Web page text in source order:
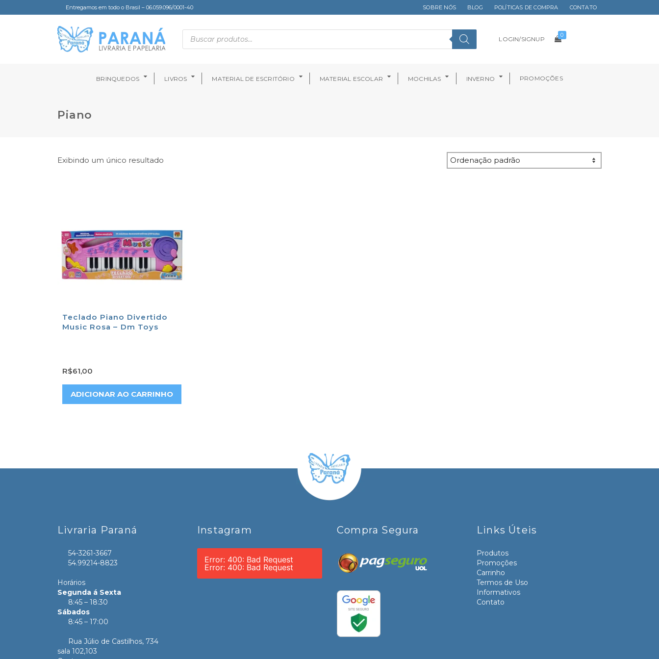
Entregamos em todo o Brasil – 06.059.096/0001-40 SOBRE NÓS BLOG POLÍTICAS DE COMPRA CONTATO
LOGIN/SIGNUP
0
BRINQUEDOS LIVROS MATERIAL DE ESCRITÓRIO MATERIAL ESCOLAR MOCHILAS INVERNO PROMOÇÕES
Piano
Exibindo um único resultado
Teclado Piano Divertido
Music Rosa – Dm Toys
R$61,00
ADICIONAR AO CARRINHO
Livraria Paraná
54-3261-3667
54.99214-8823
Horários
Segunda á Sexta
8:45 – 18:30
Sábados
8:45 – 17:00
Rua Júlio de Castilhos, 734
sala 102,103
Instagram
Error: 400: Bad Request
Error: 400: Bad Request
Compra Segura Links Úteis
Produtos
Promoções
Carrinho
Termos de Uso
Informativos
Contato